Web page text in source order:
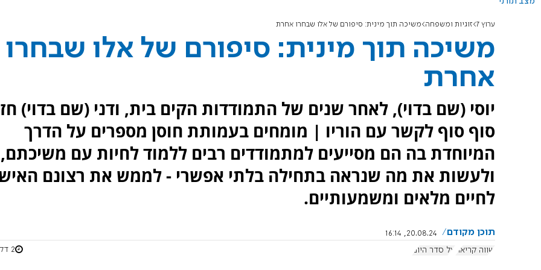
ערוץ 7 זוגיות ומשפחה משיכה תוך מינית: סיפורם של אלו שבחרו אחרת
משיכה תוך מינית: סיפורם של אלו שבחרו
אחרת
יוסי (שם בדוי), לאחר שנים של התמודדות הקים בית, ודני (שם בדוי)
סוף סוף לקשר עם הוריו | מומחים בעמותת חוסן מספרים על הדרך
המיוחדת בה הם מסייעים למתמודדים רבים ללמוד לחיות עם משיכתם,
ולעשות את מה שנראה בתחילה בלתי אפשרי - לממש את רצונם
לחיים מלאים ומשמעותיים.
תוכן מקודם
20.08.24, 16:14
שווה קריאה
על סדר היום 2 דקות